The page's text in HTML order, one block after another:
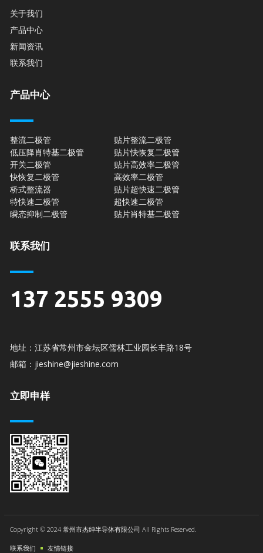
关于我们
产品中心
新闻资讯
联系我们
产品中心
整流二极管
低压降肖特基二极管
开关二极管
快恢复二极管
桥式整流器
特快速二极管
瞬态抑制二极管
贴片整流二极管
贴片快恢复二极管
贴片高效率二极管
高效率二极管
贴片超快速二极管
超快速二极管
贴片肖特基二极管
联系我们
137 2555 9309
地址：江苏省常州市金坛区儒林工业园长丰路18号
邮箱：jieshine@jieshine.com
立即申样
Copyright © 2024 常州市杰绅半导体有限公司 All Rights Reserved.
联系我们 友情链接